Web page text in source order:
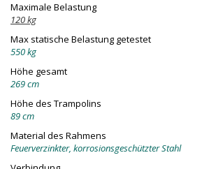
Maximale Belastung
120 kg
Max statische Belastung getestet
550 kg
Höhe gesamt
269 cm
Höhe des Trampolins
89 cm
Material des Rahmens
Feuerverzinkter, korrosionsgeschützter Stahl